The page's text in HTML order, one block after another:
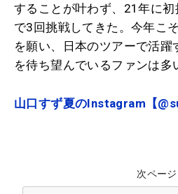
することが叶わず、21年に初
で3回挑戦してきた。今年こ
を願い、日本のツアーで活躍
を待ち望んでいるファンは多
山口すず夏のInstagram【
次ページ